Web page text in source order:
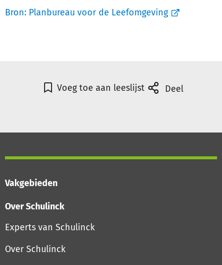
Bron: Planbureau voor de Leefomgeving
Voeg toe aan leeslijst Deel
Vakgebieden
Over Schulinck
Experts van Schulinck
Over Schulinck